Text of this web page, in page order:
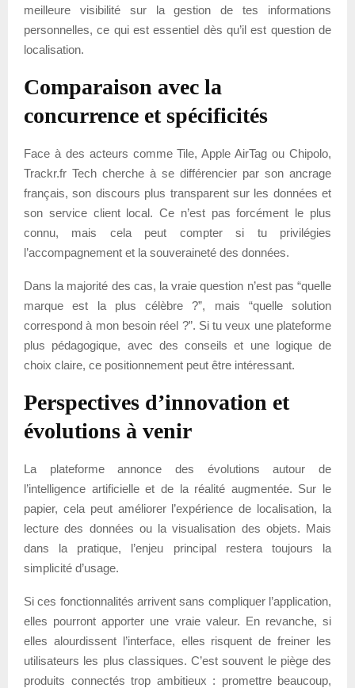
meilleure visibilité sur la gestion de tes informations
personnelles, ce qui est essentiel dès qu’il est question de
localisation.
Comparaison avec la
concurrence et spécificités
Face à des acteurs comme Tile, Apple AirTag ou Chipolo,
Trackr.fr Tech cherche à se différencier par son ancrage
français, son discours plus transparent sur les données et
son service client local. Ce n’est pas forcément le plus
connu, mais cela peut compter si tu privilégies
l’accompagnement et la souveraineté des données.
Dans la majorité des cas, la vraie question n’est pas “quelle
marque est la plus célèbre ?”, mais “quelle solution
correspond à mon besoin réel ?”. Si tu veux une plateforme
plus pédagogique, avec des conseils et une logique de
choix claire, ce positionnement peut être intéressant.
Perspectives d’innovation et
évolutions à venir
La plateforme annonce des évolutions autour de
l’intelligence artificielle et de la réalité augmentée. Sur le
papier, cela peut améliorer l’expérience de localisation, la
lecture des données ou la visualisation des objets. Mais
dans la pratique, l’enjeu principal restera toujours la
simplicité d’usage.
Si ces fonctionnalités arrivent sans compliquer l’application,
elles pourront apporter une vraie valeur. En revanche, si
elles alourdissent l’interface, elles risquent de freiner les
utilisateurs les plus classiques. C’est souvent le piège des
produits connectés trop ambitieux : promettre beaucoup,